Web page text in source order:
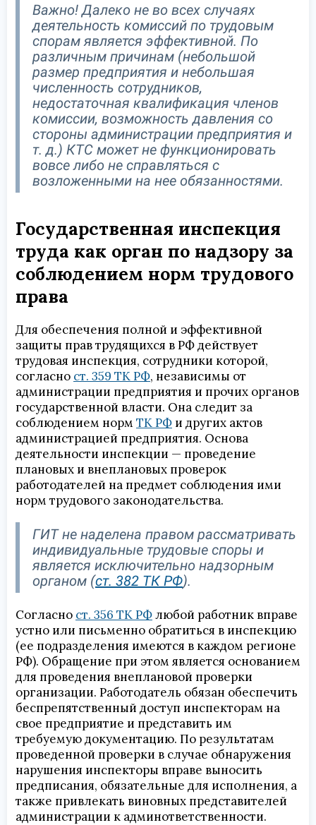
Важно! Далеко не во всех случаях
деятельность комиссий по трудовым
спорам является эффективной. По
различным причинам (небольшой
размер предприятия и небольшая
численность сотрудников,
недостаточная квалификация членов
комиссии, возможность давления со
стороны администрации предприятия и
т. д.) КТС может не функционировать
вовсе либо не справляться с
возложенными на нее обязанностями.
Государственная инспекция
труда как орган по надзору за
соблюдением норм трудового
права
Для обеспечения полной и эффективной
защиты прав трудящихся в РФ действует
трудовая инспекция, сотрудники которой,
согласно ст. 359 ТК РФ, независимы от
администрации предприятия и прочих органов
государственной власти. Она следит за
соблюдением норм ТК РФ и других актов
администрацией предприятия. Основа
деятельности инспекции — проведение
плановых и внеплановых проверок
работодателей на предмет соблюдения ими
норм трудового законодательства.
ГИТ не наделена правом рассматривать
индивидуальные трудовые споры и
является исключительно надзорным
органом (ст. 382 ТК РФ).
Согласно ст. 356 ТК РФлюбой работник вправе
устно или письменно обратиться в инспекцию
(ее подразделения имеются в каждом регионе
РФ). Обращение при этом является основанием
для проведения внеплановой проверки
организации. Работодатель обязан обеспечить
беспрепятственный доступ инспекторам на
свое предприятие и представить им
требуемую документацию. По результатам
проведенной проверки в случае обнаружения
нарушения инспекторы вправе выносить
предписания, обязательные для исполнения, а
также привлекать виновных представителей
администрации к админответственности.